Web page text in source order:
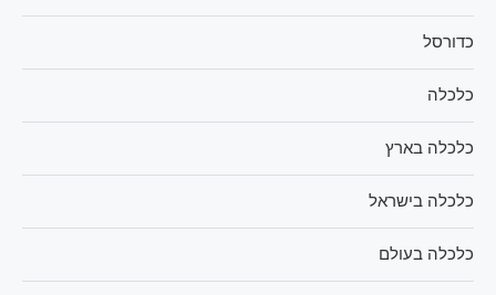
כדורסל
כלכלה
כלכלה בארץ
כלכלה בישראל
כלכלה בעולם